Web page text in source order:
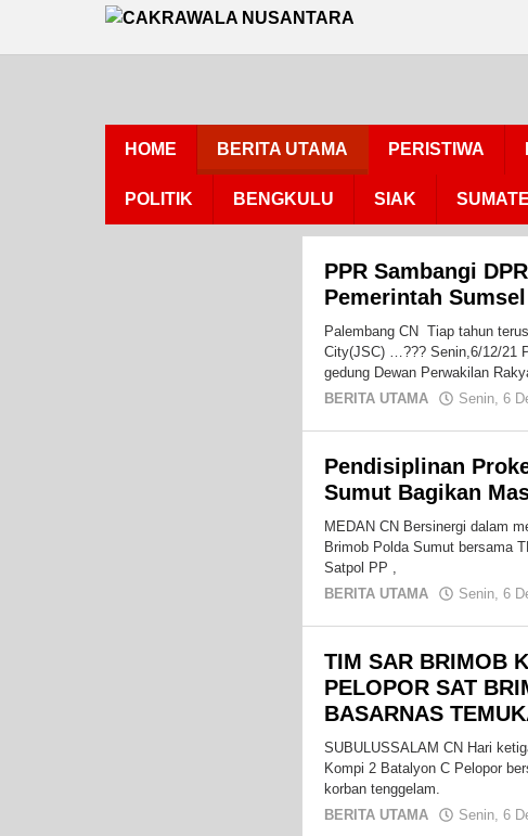
HOME BERITA UTAMA PERISTIWA
POLITIK BENGKULU SIAK
PPR Sambangi
Pemerintah
Palembang CN Tiap tahun
City(JSC) …??? Senin,6/12/21
gedung Dewan Perwakilan
BERITA UTAMA
Senin, 6
Pendisiplinan
Sumut Bagikan
MEDAN CN Bersinergi dalam
Brimob Polda Sumut bersama
Satpol PP ,
BERITA UTAMA
Senin, 6
TIM SAR BRIMOB
PELOPOR SAT
BASARNAS
SUBULUSSALAM CN Hari
Kompi 2 Batalyon C Pelopor
korban tenggelam.
BERITA UTAMA
Senin, 6